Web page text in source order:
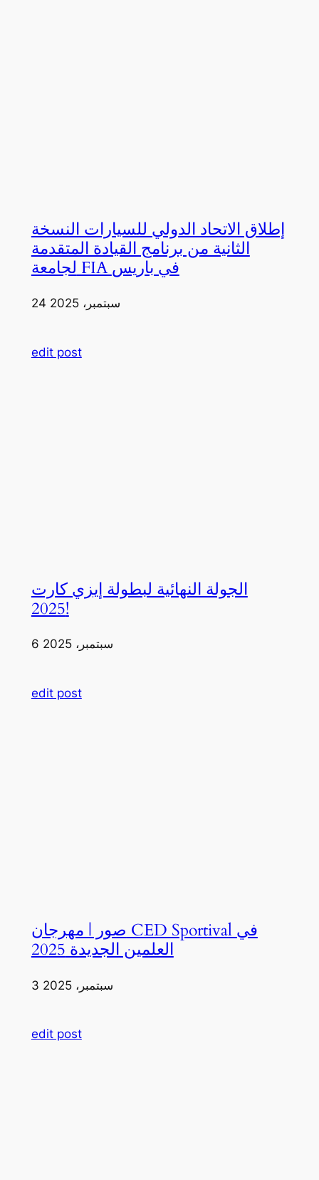
إطلاق الاتحاد الدولي للسيارات النسخة
الثانية من برنامج القيادة المتقدمة
لجامعة FIA في باريس
24 سبتمبر، 2025
edit post
الجولة النهائية لبطولة إيزي كارت
2025!
6 سبتمبر، 2025
edit post
صور | مهرجان CED Sportival في
العلمين الجديدة 2025
3 سبتمبر، 2025
edit post